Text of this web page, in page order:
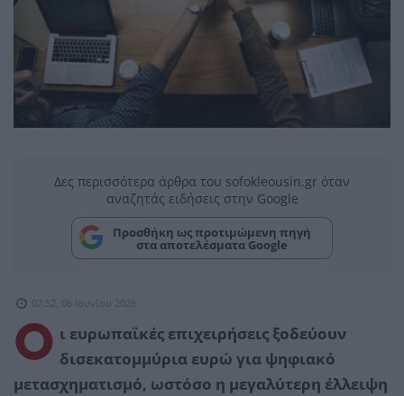
Δες περισσότερα άρθρα του sofokleousin.gr όταν
αναζητάς ειδήσεις στην Google
Προσθήκη ως προτιμώμενη πηγή
στα αποτελέσματα Google
07:52, 06 Ιουνίου 2026
Ο ι ευρωπαϊκές επιχειρήσεις ξοδεύουν
δισεκατομμύρια ευρώ για ψηφιακό
μετασχηματισμό, ωστόσο η μεγαλύτερη έλλειψη